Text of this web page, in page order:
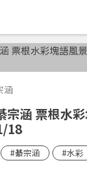
涵
涵 票根水
18
#綦宗涵 #水彩